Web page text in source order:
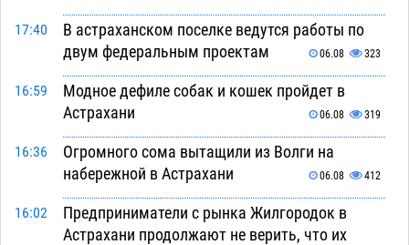
17:40
В астраханском поселке ведутся работы по
двум федеральным проектам
06.08 323
16:59
Модное дефиле собак и кошек пройдет в
Астрахани
06.08 319
16:36
Огромного сома вытащили из Волги на
набережной в Астрахани
06.08 412
16:02
Предприниматели с рынка Жилгородок в
Астрахани продолжают не верить, что их